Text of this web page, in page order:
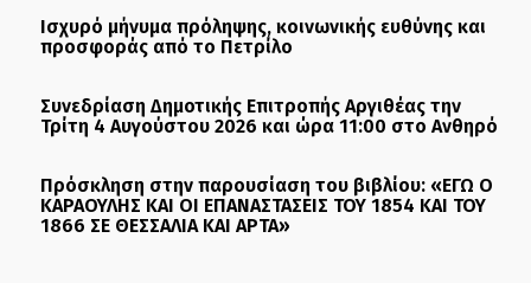
Ισχυρό μήνυμα πρόληψης, κοινωνικής ευθύνης και
προσφοράς από το Πετρίλο
Συνεδρίαση Δημοτικής Επιτροπής Αργιθέας την
Τρίτη 4 Αυγούστου 2026 και ώρα 11:00 στο Ανθηρό
Πρόσκληση στην παρουσίαση του βιβλίου: «ΕΓΩ Ο
ΚΑΡΑΟΥΛΗΣ ΚΑΙ ΟΙ ΕΠΑΝΑΣΤΑΣΕΙΣ ΤΟΥ 1854 ΚΑΙ ΤΟΥ
1866 ΣΕ ΘΕΣΣΑΛΙΑ ΚΑΙ ΑΡΤΑ»